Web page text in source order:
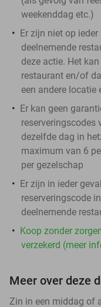
weekenddag etc.)
Er zijn niet op
deelnemende
deze actie. Het
restaurant en/of
een andere
Er kan geen
reserveringscodes
dezelfde dag in
maximum van 6
per gezelschap
Er zijn in ieder
reserveringscode
deelnemende
Koop zonder
verzekerd (meer
Meer over deze
Zin in een middag of